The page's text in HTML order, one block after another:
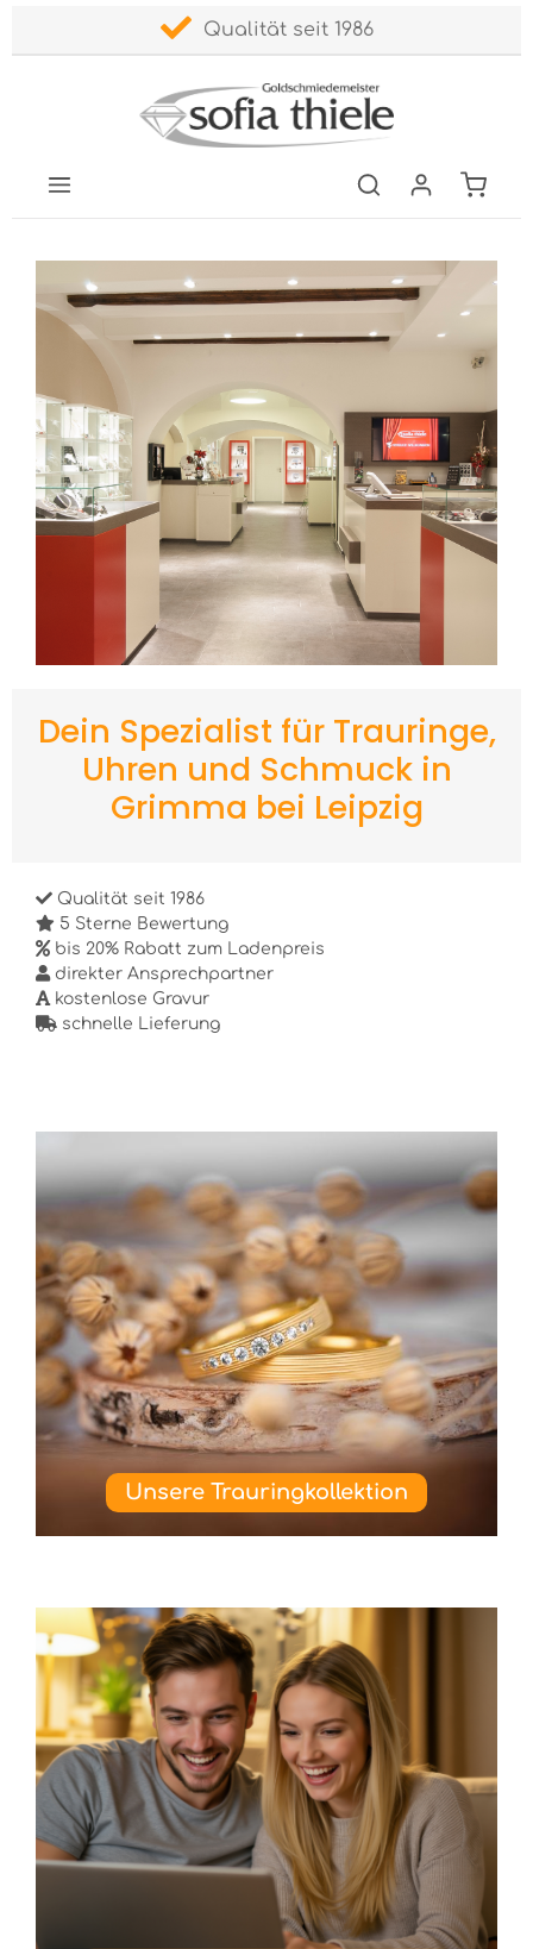
Qualität seit 1986
Dein Spezialist für Trauringe,
Uhren und Schmuck in
Grimma bei Leipzig
Qualität seit 1986
5 Sterne Bewertung
bis 20% Rabatt zum Ladenpreis
direkter Ansprechpartner
kostenlose Gravur
schnelle Lieferung
Unsere Trauringkollektion